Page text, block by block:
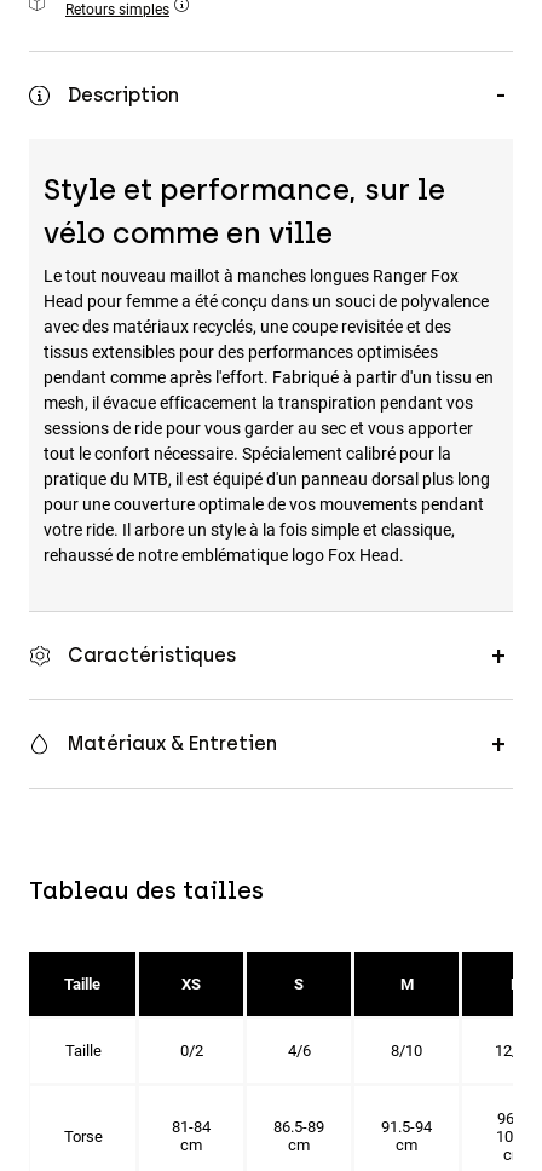
Accessoires
Sacs et sacs à dos
Voir tout
Retours simples
Description
Style et performance, sur le
vélo comme en ville
Le tout nouveau maillot à manches longues Ranger Fox
Head pour femme a été conçu dans un souci de polyvalence
avec des matériaux recyclés, une coupe revisitée et des
tissus extensibles pour des performances optimisées
pendant comme après l'effort. Fabriqué à partir d'un tissu en
mesh, il évacue efficacement la transpiration pendant vos
sessions de ride pour vous garder au sec et vous apporter
tout le confort nécessaire. Spécialement calibré pour la
pratique du MTB, il est équipé d'un panneau dorsal plus long
pour une couverture optimale de vos mouvements pendant
votre ride. Il arbore un style à la fois simple et classique,
rehaussé de notre emblématique logo Fox Head.
Caractéristiques
Matériaux & Entretien
Tableau des tailles
Taille XS S M L
Taille 0/2 4/6 8/10 12/14
Torse
81-84
cm
86.5-89
cm
91.5-94
cm
96.5-
101.5
cm